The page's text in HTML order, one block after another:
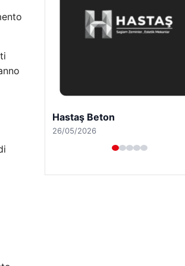
Enes Kaplan Avukatlık Bürosu
28/04/2026